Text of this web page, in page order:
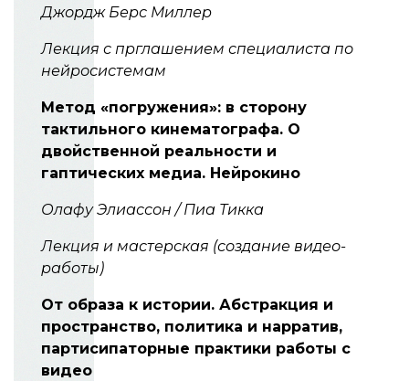
Джордж Берс Миллер
Лекция с прглашением специалиста по
нейросистемам
Метод «погружения»: в сторону
тактильного кинематографа. О
двойственной реальности и
гаптических медиа. Нейрокино
Олафу Элиассон / Пиа Тикка
Лекция и мастерская (создание видео-
работы)
От образа к истории. Абстракция и
пространство, политика и нарратив,
партисипаторные практики работы с
видео